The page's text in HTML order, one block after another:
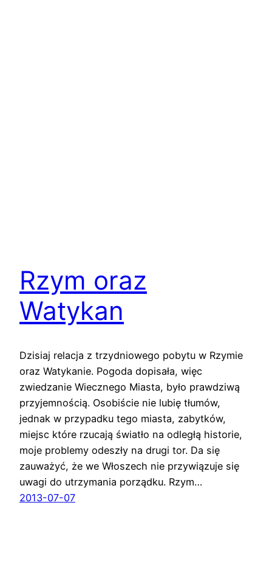
Rzym oraz
Watykan
Dzisiaj relacja z trzydniowego pobytu w Rzymie
oraz Watykanie. Pogoda dopisała, więc
zwiedzanie Wiecznego Miasta, było prawdziwą
przyjemnością. Osobiście nie lubię tłumów,
jednak w przypadku tego miasta, zabytków,
miejsc które rzucają światło na odległą historie,
moje problemy odeszły na drugi tor. Da się
zauważyć, że we Włoszech nie przywiązuje się
uwagi do utrzymania porządku. Rzym…
2013-07-07